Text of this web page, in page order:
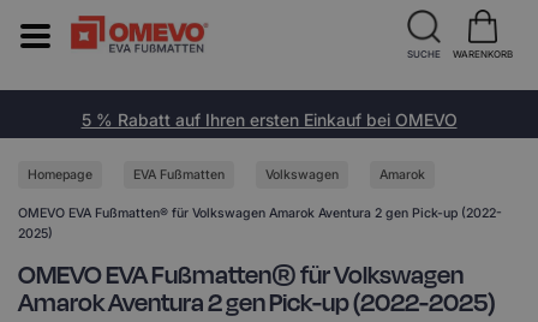
5 % Rabatt auf Ihren ersten Einkauf bei OMEVO
Homepage EVA Fußmatten Volkswagen Amarok
OMEVO EVA Fußmatten® für Volkswagen Amarok Aventura 2 gen Pick-up (2022-
2025)
OMEVO EVA Fußmatten® für Volkswagen
Amarok Aventura 2 gen Pick-up (2022-2025)
SUCHE WARENKORB